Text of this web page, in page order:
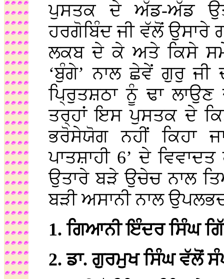
ਪੁਸਤਕ ਦੇ ਅੱਡ-ਅੱਡ
ਹਰਗੋਬਿੰਦ ਜੀ ਵੱਲੋਂ ਉਸਾਰੇ
ਲਕਬ ਦੇ ਕੇ ਅਤੇ ਕਿਸੇ
‘ਬੁੰਗੇ’ ਨਾਲ ਛੇਵੇਂ ਗੁਰੁ
ਪ੍ਰੁਿਤਸ਼ਠਾ ਨੂੰ ਢਾ
ਤਰ੍ਹਾਂ ਇਸ ਪੁਸਤਕ ਦੇ
ਭਰੋਸੇਯੋਗ ਨਹੀਂ ਕਿਹਾ
ਪਾਤਸ਼ਾਹੀ 6’ ਦੇ
ਉਤਾਰੇ ਬੜੇ ਉਚੇਚ ਨਾਲ
ਬੜੀ ਅਸਾਨੀ ਨਾਲ
1. ਗਿਆਨੀ ਇੰਦਰ ਸਿੰਘ
2. ਡਾ. ਗੁਰਮੁਖ ਸਿੰਘ ਵੱਲੋਂ